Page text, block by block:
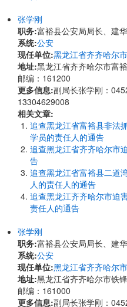
张学刚
职务:富裕县公安局局长、建
系统:公安
现任单位:黑龙江省齐齐哈尔
地址:黑龙江省齐齐哈尔市富
邮编：161200
更多信息:副局长张学刚：
13304629008
相关文章:
追查黑龙江省富裕县非法
学员的责任人的通告
追查黑龙江省齐齐哈尔市
告
追查黑龙江省富裕县二道
人的责任人的通告
追查黑龙江齐齐哈尔市迫
责任人的通告
张学刚
职务:富裕县公安局局长、建
系统:公安
现任单位:黑龙江省齐齐哈尔
地址:黑龙江省齐齐哈尔市铁
邮编：161000
更多信息:副局长张学刚：